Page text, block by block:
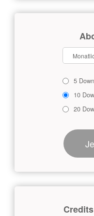
5
10
20